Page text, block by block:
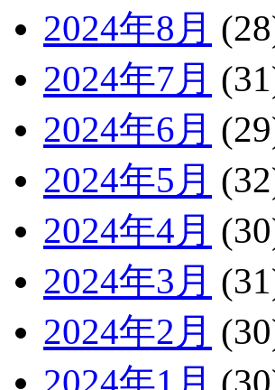
2024年8月
2024年7月
2024年6月
2024年5月
2024年4月
2024年3月
2024年2月